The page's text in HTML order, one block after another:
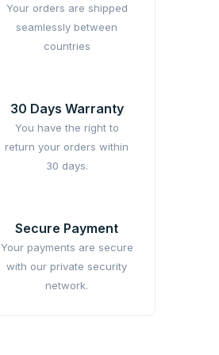
Your orders are shipped
seamlessly between
countries
30 Days Warranty
You have the right to
return your orders within
30 days.
Secure Payment
Your payments are secure
with our private security
network.